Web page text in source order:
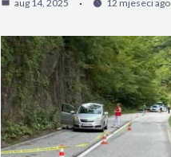
aug 14, 2025 12 mjeseci ago